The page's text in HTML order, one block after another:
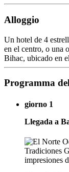
Alloggio
Un hotel de 4
en el centro, o una
Bihac, ubicado en
Programma
giorno 1
Llegada a